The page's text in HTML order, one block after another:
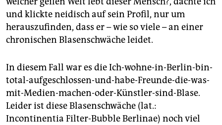
und klickte neidisch auf sein Profil, nur um
herauszufinden, dass er – wie so viele – an einer
chronischen Blasenschwäche leidet.
In diesem Fall war es die Ich-wohne-in-Berlin-bin-
total-aufgeschlossen-und-habe-Freunde-die-was-
mit-Medien-machen-oder-Künstler-sind-Blase.
Leider ist diese Blasenschwäche (lat.:
Incontinentia Filter-Bubble Berlinae) noch viel